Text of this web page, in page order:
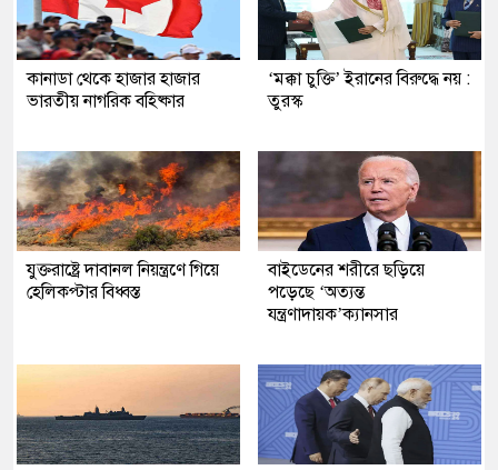
কানাডা থেকে হাজার হাজার
ভারতীয় নাগরিক বহিষ্কার
‘মক্কা চুক্তি’ ইরানের বিরুদ্ধে নয় :
তুরস্ক
যুক্তরাষ্ট্রে দাবানল নিয়ন্ত্রণে গিয়ে
হেলিকপ্টার বিধ্বস্ত
বাইডেনের শরীরে ছড়িয়ে
পড়েছে ‘অত্যন্ত
যন্ত্রণাদায়ক’ক্যানসার